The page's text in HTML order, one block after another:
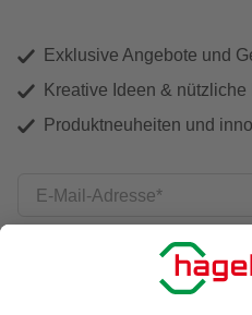
Exklusive Angebote und
Kreative Ideen &
Produktneuheiten und
E-Mail-Adresse